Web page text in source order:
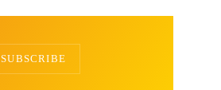
SUBSCRIBE